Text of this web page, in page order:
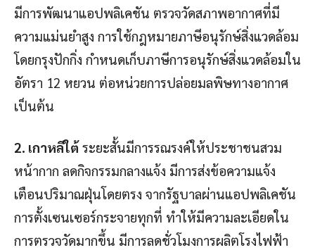
มีการพัฒนาแอปพลิเคชัน ตรวจวัดสภาพอากาศที่มี
ความแม่นยำสูง การใช้กฎหมายภาษีอนุรักษ์สิ่งแวดล้อม
โดยกรุงปักกิ่ง กำหนดเก็บภาษีการอนุรักษ์สิ่งแวดล้อมใน
อัตรา 12 หยวน ต่อหน่วยการปล่อยมลพิษทางอากาศ
เป็นต้น
2. เกาหลีใต้ระยะสั้นมีการรณรงค์ให้ประชาชนสวม
หน้ากาก ลดกิจกรรมกลางแจ้ง มีการส่งข้อความแจ้ง
เตือนปริมาณฝุ่นโดยตรง จากรัฐบาลผ่านแอปพลิเคชัน
การตั้งเซนเซอร์กระจายทุกที่ ทำให้มีความละเอียดใน
การตรวจวัดมากขึ้น มีการลดชั่วโมงการผลิตโรงไฟฟ้า